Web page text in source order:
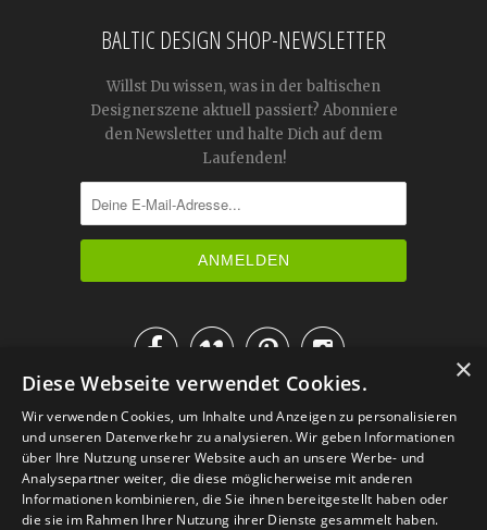
BALTIC DESIGN SHOP-NEWSLETTER
Willst Du wissen, was in der baltischen
Designerszene aktuell passiert? Abonniere
den Newsletter und halte Dich auf dem
Laufenden!

IM KATALOG BLÄTTERN
×
Diese Webseite verwendet Cookies.
Wir verwenden Cookies, um Inhalte und Anzeigen zu personalisieren
und unseren Datenverkehr zu analysieren. Wir geben Informationen
über Ihre Nutzung unserer Website auch an unsere Werbe- und
Analysepartner weiter, die diese möglicherweise mit anderen
Informationen kombinieren, die Sie ihnen bereitgestellt haben oder
die sie im Rahmen Ihrer Nutzung ihrer Dienste gesammelt haben.